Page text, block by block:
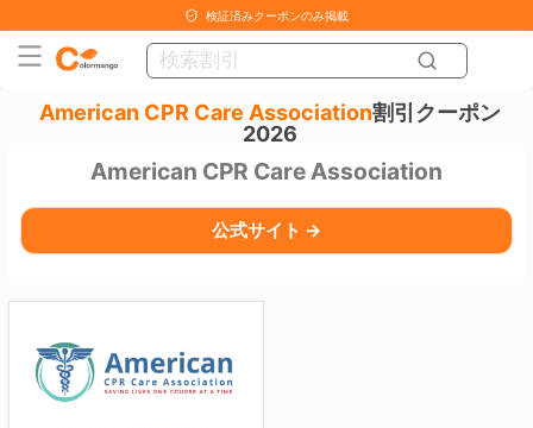
検証済みクーポンのみ掲載
American CPR Care Association割引クーポン
2026
American CPR Care Association
公式サイト →